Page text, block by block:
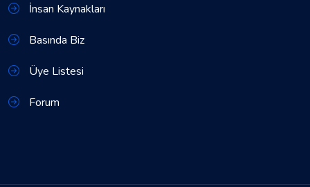
İnsan Kaynakları
Basında Biz
Üye Listesi
Forum